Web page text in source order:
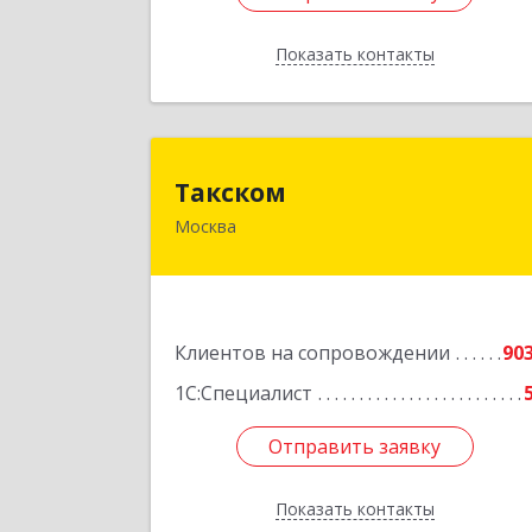
Показать контакты
Назад
Такском
Москва
Клиентов на сопровождении
1С:Специалист
Отправить заявку
Показать контакты
119034, Москва г, Барыковский пер,
Отправить заявку
Назад